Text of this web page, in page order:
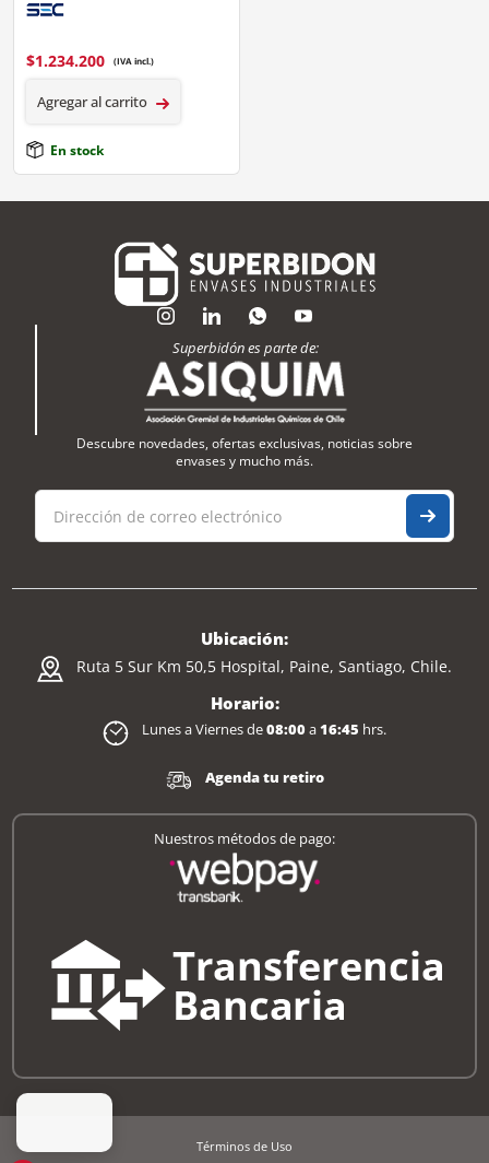
$1.234.200 (IVA incl.)
Agregar al carrito
En stock
Superbidón es parte de:
Descubre novedades, ofertas exclusivas, noticias sobre
envases y mucho más.
Ubicación:
Ruta 5 Sur Km 50,5 Hospital, Paine, Santiago, Chile.
Horario:
Lunes a Viernes de08:00a16:45 hrs.
Agenda tu retiro
Nuestros métodos de pago:
Términos de Uso